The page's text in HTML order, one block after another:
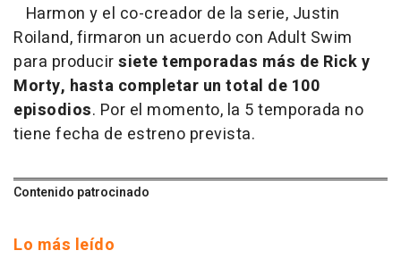
Harmon y el co-creador de la serie, Justin
Roiland, firmaron un acuerdo con Adult Swim
para producirsiete temporadas más de Rick y
Morty, hasta completar un total de 100
episodios. Por el momento, la 5 temporada no
tiene fecha de estreno prevista.
Contenido patrocinado
Lo más leído